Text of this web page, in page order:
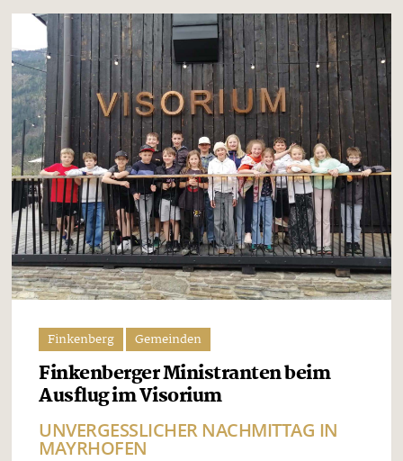
Finkenberg Gemeinden
Finkenberger Ministranten beim
Ausflug im Visorium
UNVERGESSLICHER NACHMITTAG IN
MAYRHOFEN